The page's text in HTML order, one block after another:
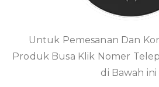
Untuk Pemesanan Dan
Produk Busa Klik Nomer
di Bawah ini